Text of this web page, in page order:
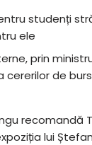
studenți
ele
prin
de
recomandă
lui